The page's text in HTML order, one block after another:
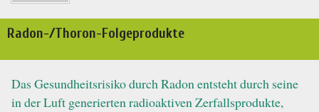
Radon-/Thoron-Folgeprodukte
Das Gesundheitsrisiko durch Radon entsteht durch seine
in der Luft generierten radioaktiven Zerfallsprodukte,